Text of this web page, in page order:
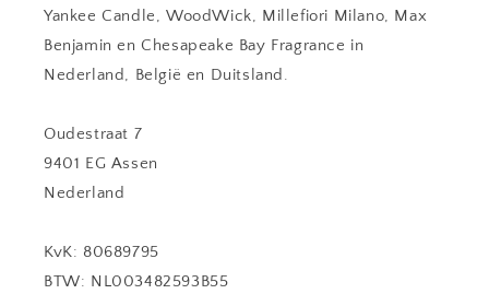
Yankee Candle, WoodWick, Millefiori Milano, Max
Benjamin en Chesapeake Bay Fragrance in
Nederland, België en Duitsland.
Oudestraat 7
9401 EG Assen
Nederland
KvK: 80689795
BTW: NL003482593B55